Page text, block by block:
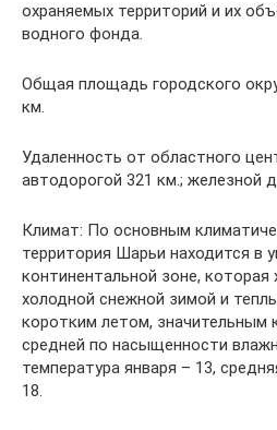
охраняемых территорий и их
водного фонда.
Общая площадь городского
км.
Удаленность от областного
автодорогой 321 км.; железной
Климат: По основным
территория Шарьи находится в
континентальной зоне, которая
холодной снежной зимой и
коротким летом, значительным
средней по насыщенности
температура января – 13,
18.